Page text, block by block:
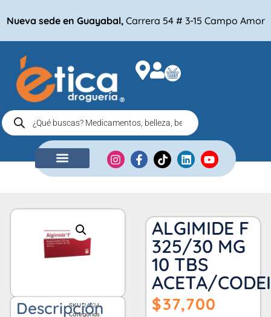
Nueva sede en Guayabal, Carrera 54 # 3-15 Campo Amor
Descripción
SKU24824
Categorías
ALGIMIDE F
325/30 MG
10 TBS
ACETA/
$37,700